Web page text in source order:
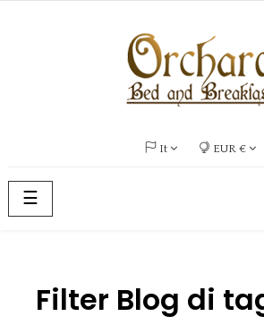
It EUR €
navigazione
Toggle
☰
Filter Blog di